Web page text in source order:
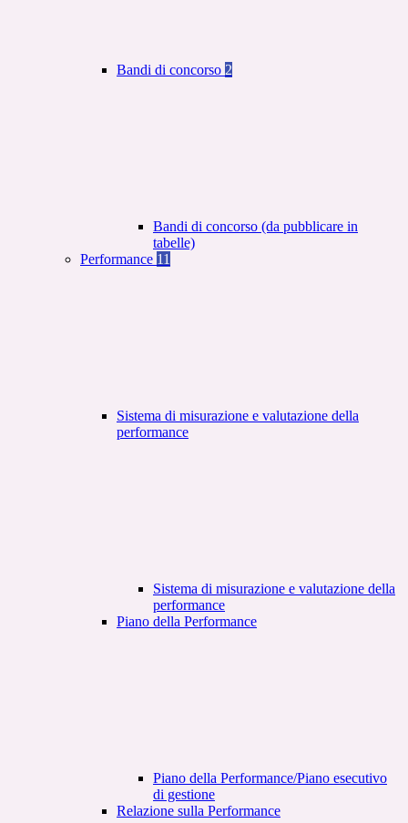
Bandi di concorso 2
Bandi di concorso (da pubblicare in
tabelle)
Performance 11
Sistema di misurazione e valutazione della
performance
Sistema di misurazione e valutazione della
performance
Piano della Performance
Piano della Performance/Piano esecutivo
di gestione
Relazione sulla Performance